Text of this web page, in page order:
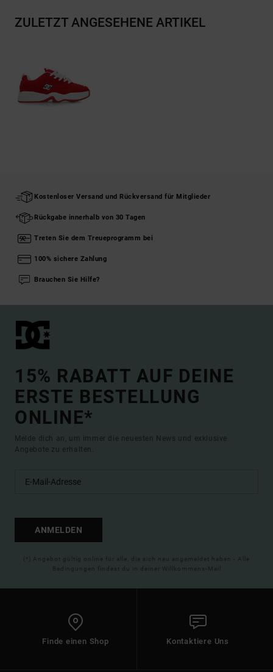
ZULETZT ANGESEHENE ARTIKEL
Kostenloser Versand und Rückversand für Mitglieder
Rückgabe innerhalb von 30 Tagen
Treten Sie dem Treueprogramm bei
100% sichere Zahlung
Brauchen Sie Hilfe?
15% RABATT AUF DEINE
ERSTE BESTELLUNG
ONLINE*
Melde dich an, um immer die neuesten News und exklusive
Angebote zu erhalten.
ANMELDEN
(*) Angebot gültig online für alle, die sich neu angemeldet haben - Alle
Bedingungen findest du in deiner Willkommens-Mail
Finde einen Shop Kontaktiere Uns